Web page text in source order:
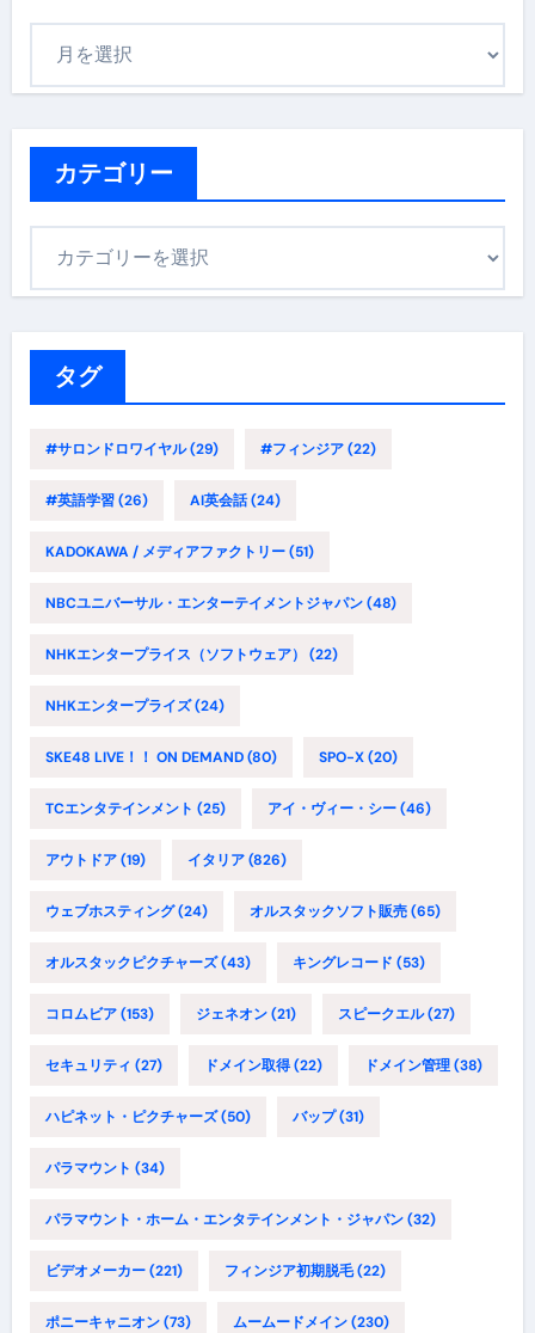
カテゴリー
タグ
#サロンドロワイヤル(29) #フィンジア(22)
#英語学習(26) AI英会話(24)
KADOKAWA / メディアファクトリー(51)
NBCユニバーサル・エンターテイメントジャパン(48)
NHKエンタープライス（ソフトウェア） (22)
NHKエンタープライズ(24)
SKE48 LIVE！！ ON DEMAND(80) SPO-X(20)
TCエンタテインメント (25) アイ・ヴィー・シー(46)
アウトドア(19) イタリア(826)
ウェブホスティング(24) オルスタックソフト販売(65)
オルスタックピクチャーズ(43) キングレコード (53)
コロムビア(153) ジェネオン(21) スピークエル(27)
セキュリティ (27) ドメイン取得(22) ドメイン管理(38)
ハピネット・ピクチャーズ(50) バップ(31)
パラマウント (34)
パラマウント・ホーム・エンタテインメント・ジャパン(32)
ビデオメーカー(221) フィンジア初期脱毛(22)
ポニーキャニオン(73) ムームードメイン(230)